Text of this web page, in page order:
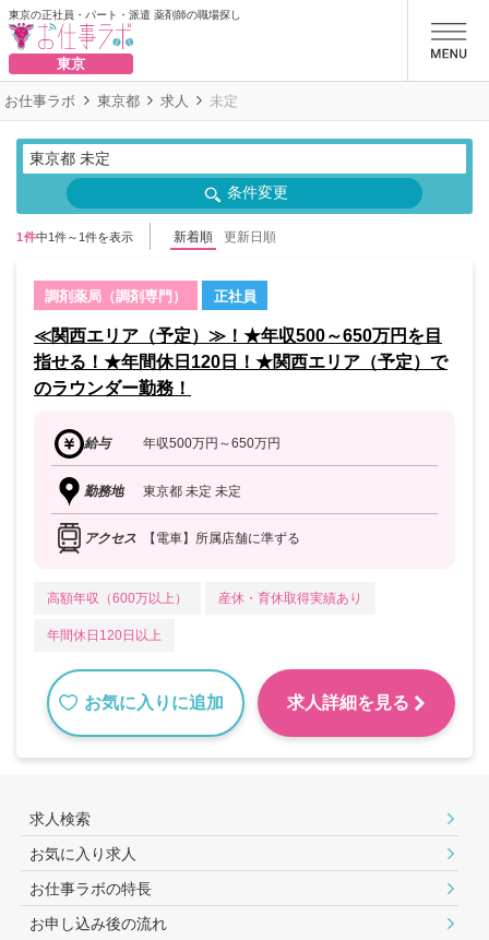
東京の正社員・パート・派遣 薬剤師の職場探し
東京
お仕事ラボ 東京都 求人 未定
東京都 未定
条件変更
1件中1件～1件を表示 新着順 更新日順
調剤薬局（調剤専門） 正社員
≪関西エリア（予定）≫！★年収500～650万円を目
指せる！★年間休日120日！★関西エリア（予定）で
のラウンダー勤務！
給与 年収500万円～650万円
勤務地 東京都 未定 未定
アクセス 【電車】所属店舗に準ずる
高額年収（600万以上） 産休・育休取得実績あり
年間休日120日以上
お気に入りに追加 求人詳細を見る
求人検索
お気に入り求人
お仕事ラボの特長
お申し込み後の流れ